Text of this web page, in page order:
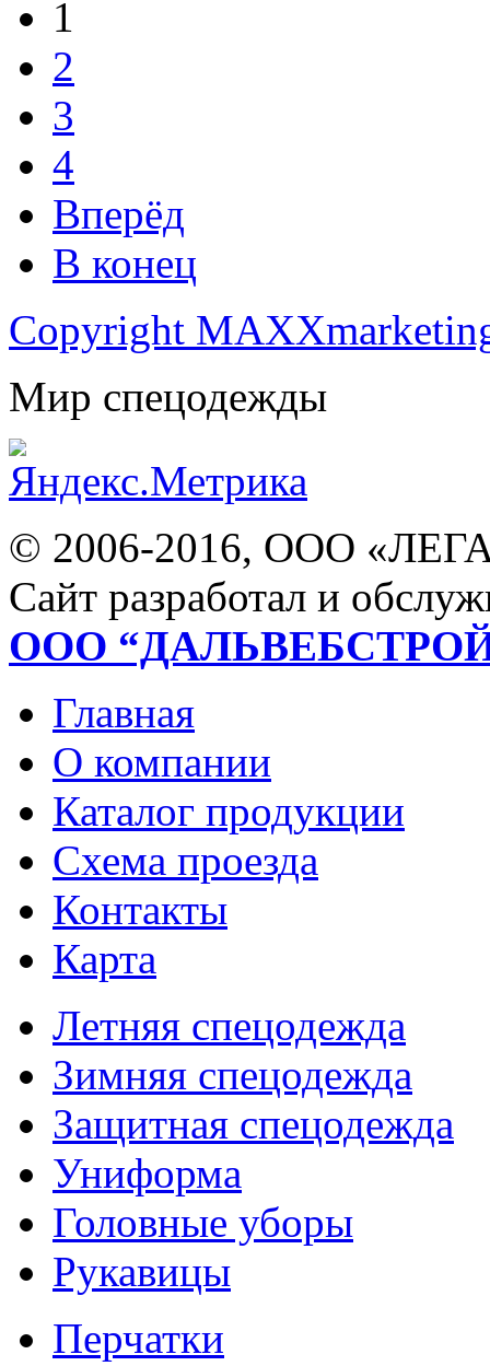
1
2
3
4
Вперёд
В конец
Copyright
Мир спецодежды
© 2006-2016, ООО
Сайт разработал и
ООО
Главная
О компании
Каталог продукции
Схема проезда
Контакты
Карта
Летняя спецодежда
Зимняя спецодежда
Защитная спецодежда
Униформа
Головные уборы
Рукавицы
Перчатки